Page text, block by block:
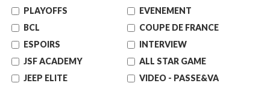
PLAYOFFS
EVENEMENT
BCL
COUPE DE FRANCE
ESPOIRS
INTERVIEW
JSF ACADEMY
ALL STAR GAME
JEEP ELITE
VIDEO - PASSE&VA